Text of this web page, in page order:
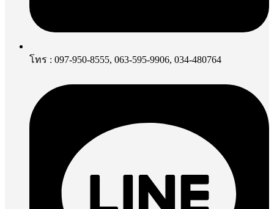
โทร : 097-950-8555, 063-595-9906, 034-480764